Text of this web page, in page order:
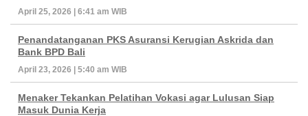
April 25, 2026 | 6:41 am WIB
Penandatanganan PKS Asuransi Kerugian Askrida dan
Bank BPD Bali
April 23, 2026 | 5:40 am WIB
Menaker Tekankan Pelatihan Vokasi agar Lulusan Siap
Masuk Dunia Kerja